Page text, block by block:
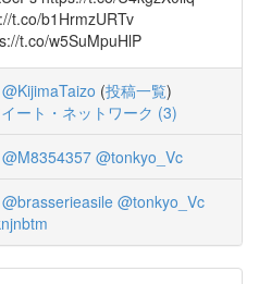
t.co/b1HrmzURTv
t.co/w5SuMpuHlP
@KijimaTaizo (投稿一覧)
ート・ネットワーク (3)
@M8354357 @tonkyo_Vc
@brasserieasile @tonkyo_Vc